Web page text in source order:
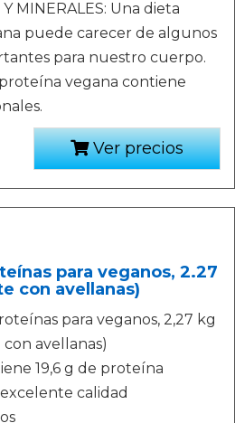
MINERALES: Una dieta
puede carecer de algunos
para nuestro cuerpo.
vegana contiene
Ver precios
para veganos, 2.27
con avellanas)
para veganos, 2,27 kg
avellanas)
19,6 g de proteína
calidad